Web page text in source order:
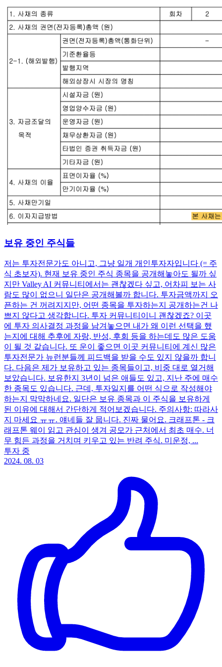
보유 중인 주식들
저는 투자전문가도 아니고, 그냥 일개 개인투자자입니다 (= 주
식 초보자). 현재 보유 중인 주식 종목을 공개해놓아도 될까 싶
지만 Valley AI 커뮤니티에서는 괜찮겠다 싶고, 어차피 보는 사
람도 많이 없으니 일단은 공개해볼까 합니다. 투자금액까지 오
픈하는 건 꺼려지지만, 어떤 종목을 투자하는지 공개하는건 나
쁘지 않다고 생각합니다. 투자 커뮤니티이니 괜찮겠죠? 이곳
에 투자 의사결정 과정을 남겨놓으면 내가 왜 이런 선택을 했
는지에 대해 추후에 자랑, 반성, 후회 등을 하는데도 많은 도움
이 될 것 같습니다. 또 운이 좋으면 이곳 커뮤니티에 계신 많은
투자전문가 뉴런분들께 피드백을 받을 수도 있지 않을까 합니
다. 다음은 제가 보유하고 있는 종목들이고, 비중 대로 열거해
보았습니다. 보유한지 3년이 넘은 애들도 있고, 지난 주에 매수
한 종목도 있습니다. 근데, 투자일지를 어떤 식으로 작성해야
하는지 막막하네요. 일단은 보유 종목과 이 주식을 보유하게
된 이유에 대해서 간단하게 적어보겠습니다. 주의사항: 따라사
지 마세요 ㅠㅠ. 얘네들 잘 뭅니다. 진짜 물어요. 크래프톤 - 크
래프톤 웨이 읽고 관심이 생겨 공모가 근처에서 최초 매수. 너
무 힘든 과정을 거치며 키우고 있는 반려 주식. 미운정, ...
투자 중
2024. 08. 03